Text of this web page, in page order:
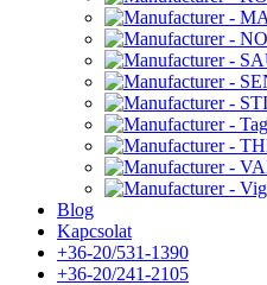
Blog
Kapcsolat
+36-20/531-1390
+36-20/241-2105